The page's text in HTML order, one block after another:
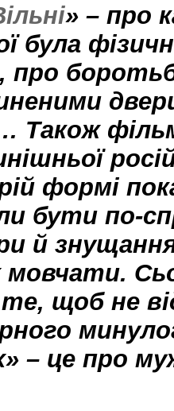
» – про
була
Також
формі
бути по-
й
щоб не
– це про